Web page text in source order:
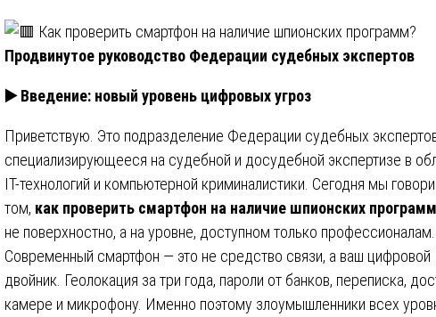
Продвинутое руководство Федерации судебных экспертов
▶️Введение: новый уровень цифровых угроз
Приветствую. Это подразделение Федерации судебных
специализирующееся на судебной и досудебной экспертизе в
IT-технологий и компьютерной криминалистики. Сегодня мы
том, как проверить смартфон на наличие шпионских программ
не поверхностно, а на уровне, доступном только профессионалам.
Современный смартфон — это не средство связи, а ваш цифровой
двойник. Геолокация за три года, пароли от банков, переписка,
камере и микрофону. Именно поэтому злоумышленники всех